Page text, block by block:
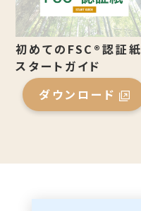
初めてのFSC®認証紙
スタートガイド
ダウンロード